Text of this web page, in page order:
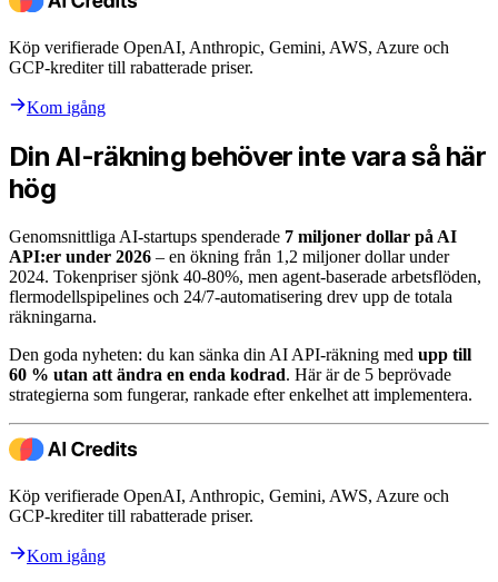
Köp verifierade OpenAI, Anthropic, Gemini, AWS, Azure och
GCP-krediter till rabatterade priser.
Kom igång
Din AI-räkning behöver inte vara så här
hög
Genomsnittliga AI-startups spenderade 7 miljoner dollar på AI
API:er under 2026 – en ökning från 1,2 miljoner dollar under
2024. Tokenpriser sjönk 40-80%, men agent-baserade arbetsflöden,
flermodellspipelines och 24/7-automatisering drev upp de totala
räkningarna.
Den goda nyheten: du kan sänka din AI API-räkning med upp till
60 % utan att ändra en enda kodrad. Här är de 5 beprövade
strategierna som fungerar, rankade efter enkelhet att implementera.
Köp verifierade OpenAI, Anthropic, Gemini, AWS, Azure och
GCP-krediter till rabatterade priser.
Kom igång